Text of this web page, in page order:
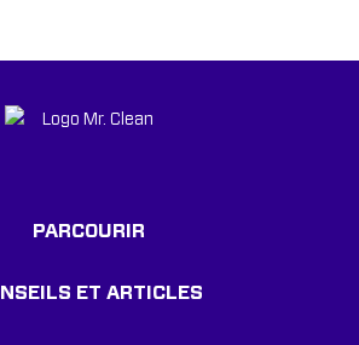
PARCOURIR
ET ARTICLES